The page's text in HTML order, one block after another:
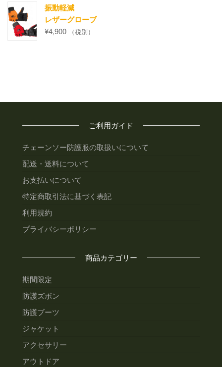
振動軽減
レザーグローブ
¥4,900 （税別）
ご利用ガイド
チェーンソー防護服の取扱いについて
配送・送料について
お支払いについて
特定商取引法に基づく表記
利用規約
プライバシーポリシー
商品カテゴリー
期間限定
防護ズボン
防護ブーツ
ジャケット
アクセサリー
アウトドア